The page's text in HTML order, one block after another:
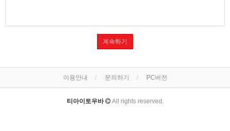
계속하기
이용안내 문의하기 PC버전
티아이토우바 All rights reserved.